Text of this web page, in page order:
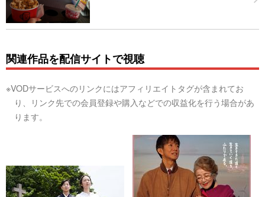
関連作品を配信サイトで視聴
※VODサービスへのリンクにはアフィリエイトタグが含まれてお
り、リンク先での会員登録や購入などでの収益化を行う場合があ
ります。